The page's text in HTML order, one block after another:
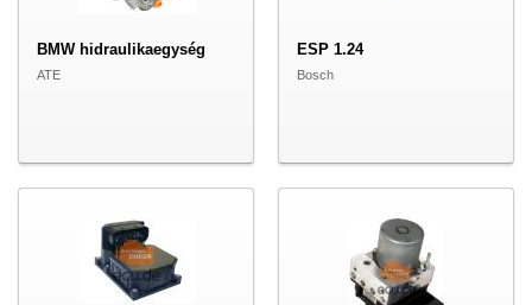
BMW hidraulikaegység
ATE
ESP 1.24
Bosch